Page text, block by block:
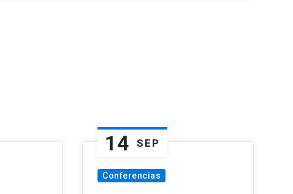
14 SEP
Conferencias